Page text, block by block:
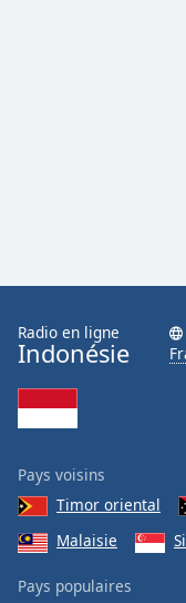
Radio en ligne
Indonésie
Pays voisins
Timor oriental
Malaisie
Pays populaires